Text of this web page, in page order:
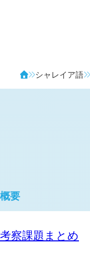
シャレイア語
概要
考察課題まとめ